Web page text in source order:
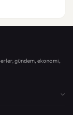
gündem, ekonomi,